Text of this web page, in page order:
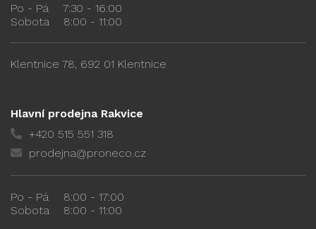
Po - Pá
7:30 - 16:00
Sobota
8:00 - 11:00
Klentnice 78, 692 01 Klentnice
Hlavní prodejna Rakvice
+420 515 551 318
prodejna@proneco.cz
Po - Pá
8:00 - 17:00
Sobota
8:00 - 11:00